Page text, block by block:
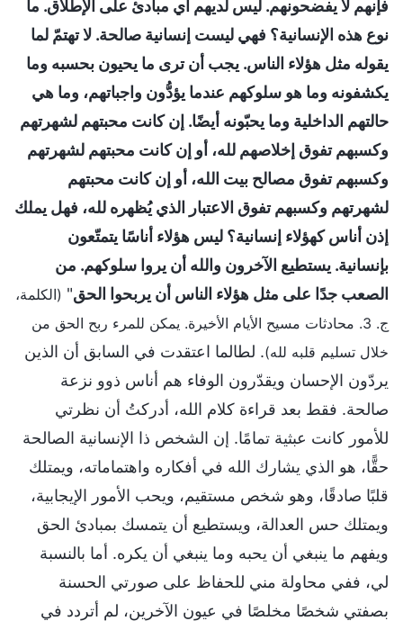
فإنهم لا يفضحونهم. ليس لديهم أي مبادئ على الإطلاق. ما
نوع هذه الإنسانية؟ فهي ليست إنسانية صالحة. لا تهتمّ لما
يقوله مثل هؤلاء الناس. يجب أن ترى ما يحيون بحسبه وما
يكشفونه وما هو سلوكهم عندما يؤدُّون واجباتهم، وما هي
حالتهم الداخلية وما يحبّونه أيضًا. إن كانت محبتهم لشهرتهم
وكسبهم تفوق إخلاصهم لله، أو إن كانت محبتهم لشهرتهم
وكسبهم تفوق مصالح بيت الله، أو إن كانت محبتهم
لشهرتهم وكسبهم تفوق الاعتبار الذي يُظهره لله، فهل يملك
إذن أناس كهؤلاء إنسانية؟ ليس هؤلاء أناسًا يتمتّعون
بإنسانية. يستطيع الآخرون والله أن يروا سلوكهم. من
الصعب جدًا على مثل هؤلاء الناس أن يربحوا الحق" (الكلمة،
ج. 3. محادثات مسيح الأيام الأخيرة. يمكن للمرء ربح الحق من
خلال تسليم قلبه لله). لطالما اعتقدت في السابق أن الذين
يردّون الإحسان ويقدّرون الوفاء هم أناس ذوو نزعة
صالحة. فقط بعد قراءة كلام الله، أدركتُ أن نظرتي
للأمور كانت عبثية تمامًا. إن الشخص ذا الإنسانية الصالحة
حقًّا، هو الذي يشارك الله في أفكاره واهتماماته، ويمتلك
قلبًا صادقًا، وهو شخص مستقيم، ويحب الأمور الإيجابية،
ويمتلك حس العدالة، ويستطيع أن يتمسك بمبادئ الحق
ويفهم ما ينبغي أن يحبه وما ينبغي أن يكره. أما بالنسبة
لي، ففي محاولة مني للحفاظ على صورتي الحسنة
بصفتي شخصًا مخلصًا في عيون الآخرين، لم أتردد في